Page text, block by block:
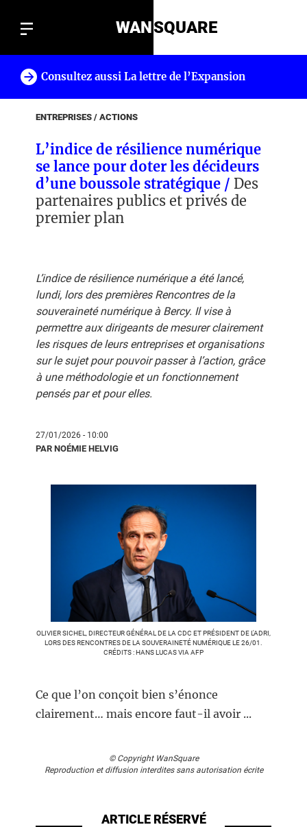
WANSQUARE
Consultez aussi La lettre de l’Expansion
ENTREPRISES / ACTIONS
L’indice de résilience numérique
se lance pour doter les décideurs
d’une boussole stratégique / Des
partenaires publics et privés de
premier plan
L’indice de résilience numérique a été lancé,
lundi, lors des premières Rencontres de la
souveraineté numérique à Bercy. Il vise à
permettre aux dirigeants de mesurer clairement
les risques de leurs entreprises et organisations
sur le sujet pour pouvoir passer à l’action, grâce
à une méthodologie et un fonctionnement
pensés par et pour elles.
27/01/2026 - 10:00
PAR NOÉMIE HELVIG
OLIVIER SICHEL, DIRECTEUR GÉNÉRAL DE LA CDC ET PRÉSIDENT DE L'ADRI,
LORS DES RENCONTRES DE LA SOUVERAINETÉ NUMÉRIQUE LE 26/01.
CRÉDITS : HANS LUCAS VIA AFP
Ce que l’on conçoit bien s’énonce
clairement… mais encore faut-il avoir ...
© Copyright WanSquare
Reproduction et diffusion interdites sans autorisation écrite
ARTICLE RÉSERVÉ